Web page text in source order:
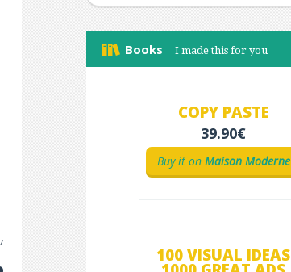
Books I made this for you
COPY PASTE
39.90€
Buy it on Maison Moderne
100 VISUAL IDEAS